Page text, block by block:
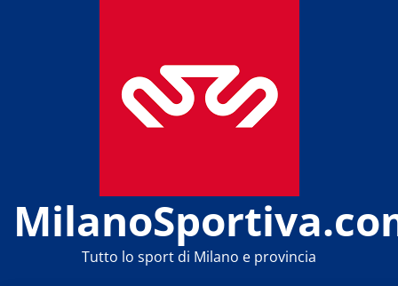
Tutto lo sport di Milano e provincia